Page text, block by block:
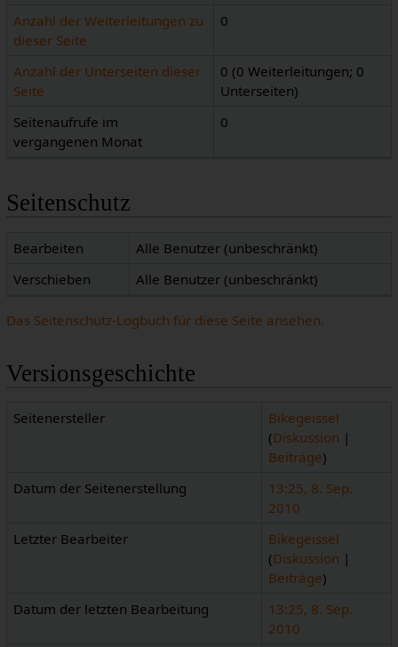
Anzahl der Weiterleitungen zu
dieser Seite
0
Anzahl der Unterseiten dieser
Seite
0 (0 Weiterleitungen; 0
Unterseiten)
Seitenaufrufe im
vergangenen Monat
0
Seitenschutz
Bearbeiten
Alle Benutzer (unbeschränkt)
Verschieben
Alle Benutzer (unbeschränkt)
Das Seitenschutz-Logbuch für diese Seite ansehen.
Versionsgeschichte
Seitenersteller
Bikegeissel
(Diskussion |
Beiträge)
Datum der Seitenerstellung
13:25, 8. Sep.
2010
Letzter Bearbeiter
Bikegeissel
(Diskussion |
Beiträge)
Datum der letzten Bearbeitung
13:25, 8. Sep.
2010